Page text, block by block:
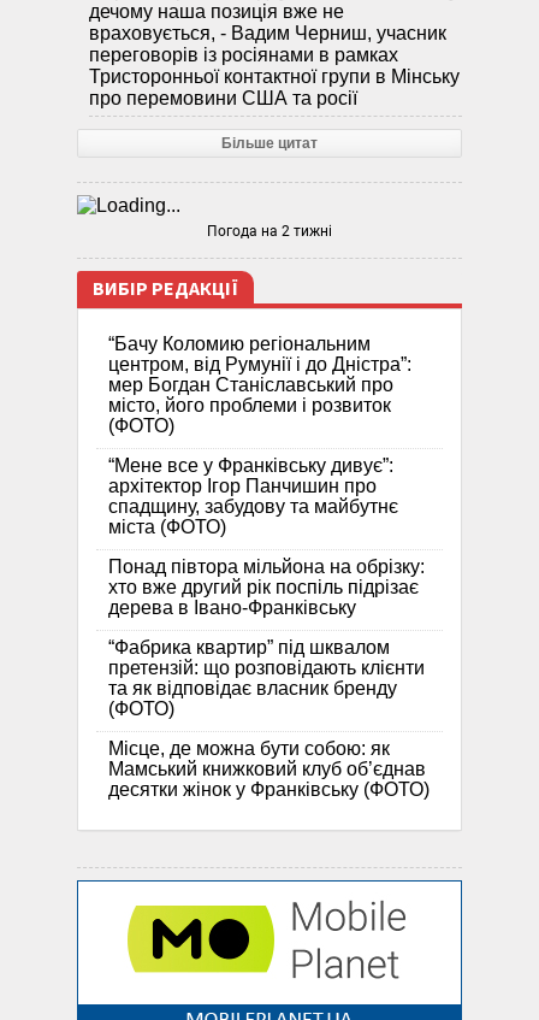
дечому наша позиція вже не
враховується, - Вадим Черниш, учасник
переговорів із росіянами в рамках
Тристоронньої контактної групи в Мінську
про перемовини США та росії
Більше цитат
Погода на 2 тижні
ВИБІР РЕДАКЦІЇ
“Бачу Коломию регіональним
центром, від Румунії і до Дністра”:
мер Богдан Станіславський про
місто, його проблеми і розвиток
(ФОТО)
“Мене все у Франківську дивує”:
архітектор Ігор Панчишин про
спадщину, забудову та майбутнє
міста (ФОТО)
Понад півтора мільйона на обрізку:
хто вже другий рік поспіль підрізає
дерева в Івано-Франківську
“Фабрика квартир” під шквалом
претензій: що розповідають клієнти
та як відповідає власник бренду
(ФОТО)
Місце, де можна бути собою: як
Мамський книжковий клуб об’єднав
десятки жінок у Франківську (ФОТО)